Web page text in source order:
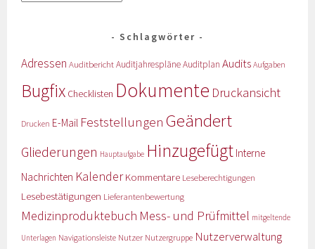
Schlagwörter
Adressen AuditberichtAuditjahrespläneAuditplan Audits Aufgaben
Bugfix Checklisten Dokumente Druckansicht
Drucken E-Mail Feststellungen Geändert
Gliederungen Hauptaufgabe Hinzugefügt Interne
Nachrichten KalenderKommentare Leseberechtigungen
Lesebestätigungen Lieferantenbewertung
Medizinproduktebuch Mess- und Prüfmittel mitgeltende
Unterlagen Navigationsleiste Nutzer Nutzergruppe Nutzerverwaltung